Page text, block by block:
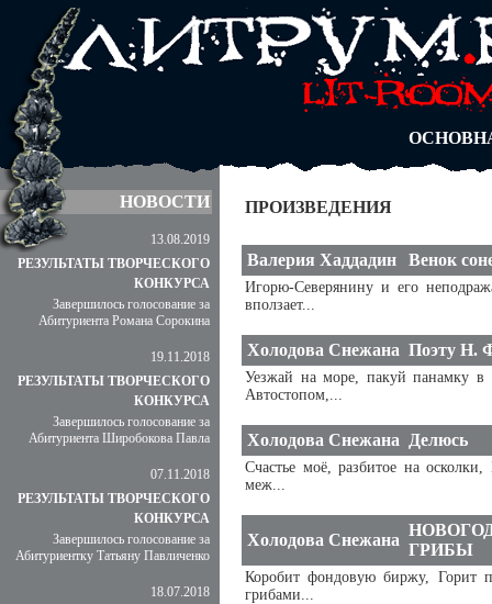
АВТОРЫ
БЛОГИ
АБИТУРА
НОВОСТИ
13.08.2019
РЕЗУЛЬТАТЫ ТВОРЧЕСКОГО
КОНКУРСА
Завершилось голосование за
Абитуриента Романа Сорокина
19.11.2018
РЕЗУЛЬТАТЫ ТВОРЧЕСКОГО
КОНКУРСА
Завершилось голосование за
Абитуриента Широбокова Павла
07.11.2018
РЕЗУЛЬТАТЫ ТВОРЧЕСКОГО
КОНКУРСА
Завершилось голосование за
Абитуриентку Татьяну Павличенко
18.07.2018
ПРОИЗВЕДЕНИЯ
Валерия Хаддадин Венок
Игорю-Северянину и его
вползает...
Холодова Снежана Поэту Н.
Уезжай на море, пакуй панамку в
Автостопом,...
Холодова Снежана Делюсь
Счастье моё, разбитое на
меж...
Холодова Снежана
ГРИБЫ
Коробит фондовую биржу, Горит
грибами...